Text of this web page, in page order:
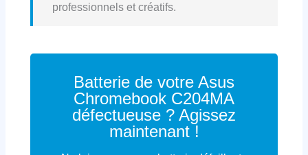
professionnels et créatifs.
Batterie de votre Asus
Chromebook C204MA
défectueuse ? Agissez
maintenant !